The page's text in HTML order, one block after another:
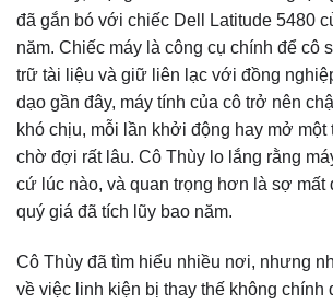
đã gắn bó với chiếc Dell Latitude 5480
năm. Chiếc máy là công cụ chính để cô
trữ tài liệu và giữ liên lạc với đồng
dạo gần đây, máy tính của cô trở nên
khó chịu, mỗi lần khởi động hay mở một
chờ đợi rất lâu. Cô Thùy lo lắng rằng
cứ lúc nào, và quan trọng hơn là sợ
quý giá đã tích lũy bao năm.
Cô Thùy đã tìm hiểu nhiều nơi, nhưng
về việc linh kiện bị thay thế không chính